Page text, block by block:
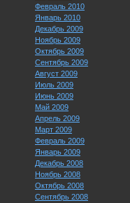
Февраль 2010
Январь 2010
Декабрь 2009
Ноябрь 2009
Октябрь 2009
Сентябрь 2009
Август 2009
Июль 2009
Июнь 2009
Май 2009
Апрель 2009
Март 2009
Февраль 2009
Январь 2009
Декабрь 2008
Ноябрь 2008
Октябрь 2008
Сентябрь 2008